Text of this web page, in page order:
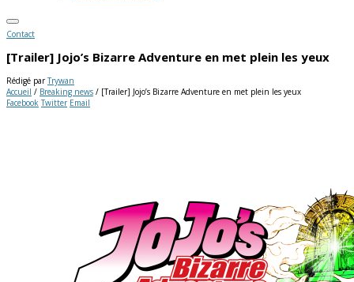
Contact
[Trailer] Jojo’s Bizarre Adventure en met plein les yeux
Rédigé parTrywan
Accueil / Breaking news / [Trailer] Jojo’s Bizarre Adventure en met plein les yeux
Facebook Twitter Email